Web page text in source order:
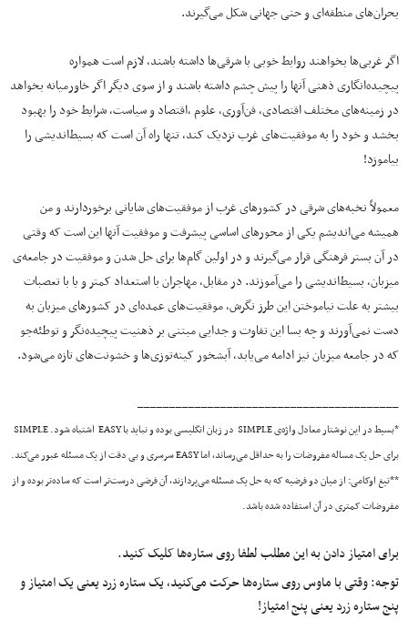
بحران‌های منطقه‌ای و حتی جهانی شکل می‌گیرند.
اگر غربی‌ها بخواهند روابط خوبی با شرقی‌ها داشته باشند، لازم است همواره
پیچیده‌انگاری ذهنی آنها را پیش چشم داشته باشند و از سوی دیگر اگر خاورمیانه بخواهد
در زمینه‌های مختلف اقتصادی، فن‌آوری، علوم ،اقتصاد و سیاست، شرایط خود را بهبود
بخشد و خود را به موفقیت‌های غرب نزدیک کند، تنها راه آن است که بسیط‌اندیشی را
بیاموزد!
معمولاً نخبه‌های شرقی در کشورهای غرب از موفقیت‌های شایانی برخوردارند و من
همیشه می‌اندیشم یکی از محورهای اساسی پیشرفت و موفقیت آنها این است که وقتی
در آن بستر فرهنگی قرار می‌گیرند و در اولین گام‌ها برای حل شدن و موفقیت در جامعه‌ی
میزبان، بسیط‌اندیشی را می‌آموزند. در مقابل، مهاجران با استعداد کمتر و یا با تعصبات
بیشتر به علت نیاموختن این طرز نگرش، موفقیت‌های عمده‌ای در کشورهای میزبان به
دست نمی‌آورند و چه بسا این تفاوت و جدایی مبتنی بر ذهنیت پیچیده‌نگر و توطئه‌جو
که در جامعه میزبان نیز ادامه می‌یابد، آبشخور کینه‌توزی‌ها و خشونت‌های تازه می‌شود.
_________________________________________
*بسیط در این نوشتار معادل واژه‌ی SIMPLE در زبان انگلیسی بوده و نباید با EASY اشتباه شود. SIMPLE
برای حل یک مساله مفروضات را به حداقل می‌رساند، اما EASY سرسری و بی دقت از یک مسئله عبور می‌کند.
**تیغ اوکامی: از میان دو فرضیه که به حل یک مسئله می‌پردازند، آن فرضی درست‌تر است که ساده‌تر بوده و از
مفروضات کمتری در آن استفاده شده باشد.
برای امتیاز دادن به این مطلب لطفا روی ستاره‌ها کلیک کنید.
توجه: وقتی با ماوس روی ستاره‌ها حرکت می‌کنید، یک ستاره زرد یعنی یک امتیاز و
پنج ستاره زرد یعنی پنج امتیاز!